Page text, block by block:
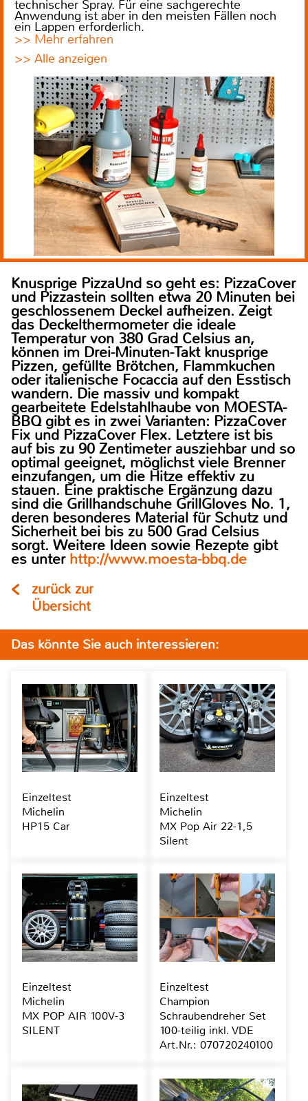
technischer Spray. Für eine sachgerechte
Anwendung ist aber in den meisten Fällen noch
ein Lappen erforderlich.
>> Mehr erfahren
>> Alle anzeigen
Knusprige PizzaUnd so geht es: PizzaCover
und Pizzastein sollten etwa 20 Minuten bei
geschlossenem Deckel aufheizen. Zeigt
das Deckelthermometer die ideale
Temperatur von 380 Grad Celsius an,
können im Drei-Minuten-Takt knusprige
Pizzen, gefüllte Brötchen, Flammkuchen
oder italienische Focaccia auf den Esstisch
wandern. Die massiv und kompakt
gearbeitete Edelstahlhaube von MOESTA-
BBQ gibt es in zwei Varianten: PizzaCover
Fix und PizzaCover Flex. Letztere ist bis
auf bis zu 90 Zentimeter ausziehbar und so
optimal geeignet, möglichst viele Brenner
einzufangen, um die Hitze effektiv zu
stauen. Eine praktische Ergänzung dazu
sind die Grillhandschuhe GrillGloves No. 1,
deren besonderes Material für Schutz und
Sicherheit bei bis zu 500 Grad Celsius
sorgt. Weitere Ideen sowie Rezepte gibt
es unter http://www.moesta-bbq.de
zurück zur
Übersicht
Das könnte Sie auch interessieren:
Einzeltest
Michelin
HP15 Car
Einzeltest
Michelin
MX Pop Air 22-1,5
Silent
Einzeltest
Michelin
MX POP AIR 100V-3
SILENT
Einzeltest
Champion
Schraubendreher Set
100-teilig inkl. VDE
Art.Nr.: 070720240100